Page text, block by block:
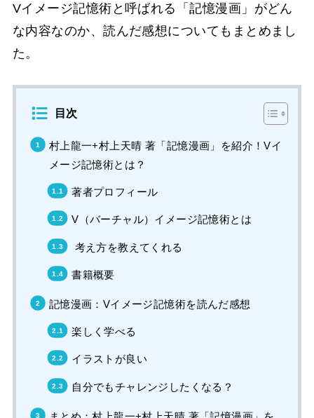
Vイメージ記憶術と呼ばれる「記憶漫画」がどん
な内容なのか、読んだ感想についてもまとめまし
た。
目次
村上龍一+村上天晴 著「記憶漫画」を紹介！Vイ
メージ記憶術とは？
著者プロフィール
V（バーチャル）イメージ記憶術とは
考え方を教えてくれる
書籍概要
記憶漫画：Vイメージ記憶術を読んだ感想
楽しく学べる
イラストが良い
自分でもチャレンジしたくなる？